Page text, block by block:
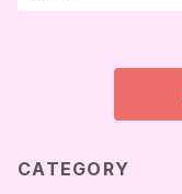
CATEGORY